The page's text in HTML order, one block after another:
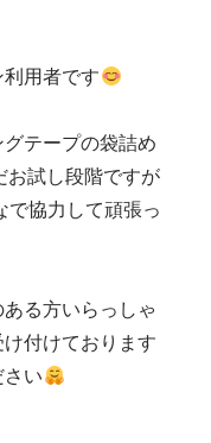
用者です
テープの袋詰め
お試し段階ですが
で協力して頑張っ
る方いらっしゃ
付けております
い